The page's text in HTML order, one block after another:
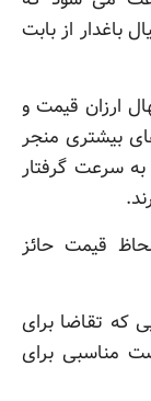
باغدار از بابت
ارزان قیمت و
بیشتری منجر
سرعت گرفتار
قیمت حائز
تقاضا برای
مناسبی برای